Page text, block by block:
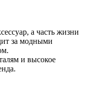
а часть жизни
за модными
и высокое